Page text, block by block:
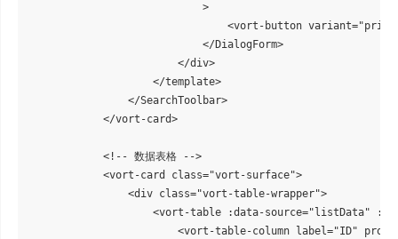
                            >
<vort-button
                            </DialogForm>
                        </div>
                    </template>
                </SearchToolbar>
            </vort-card>
            <!-- 数据表格 -->
            <vort-card class="vort-surface">
                <div class="vort-table-wrapper">
<vort-table :data-source="listData"
<vort-table-column label="ID"